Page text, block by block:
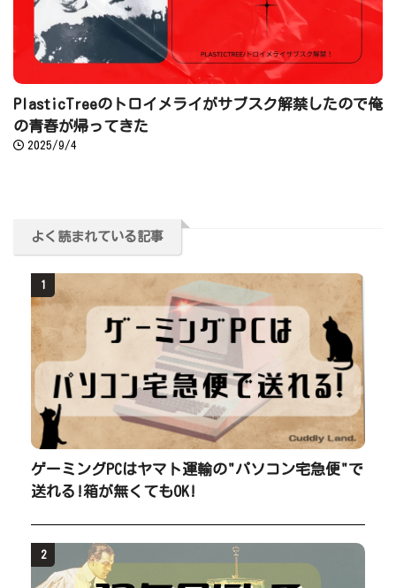
PlasticTreeのトロイメライがサブスク解禁したので俺
の青春が帰ってきた
2025/9/4
よく読まれている記事
1
ゲーミングPCはヤマト運輸の"パソコン宅急便"で
送れる!箱が無くてもOK!
2